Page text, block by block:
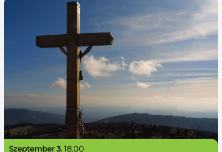
szeptember 3. 18.00